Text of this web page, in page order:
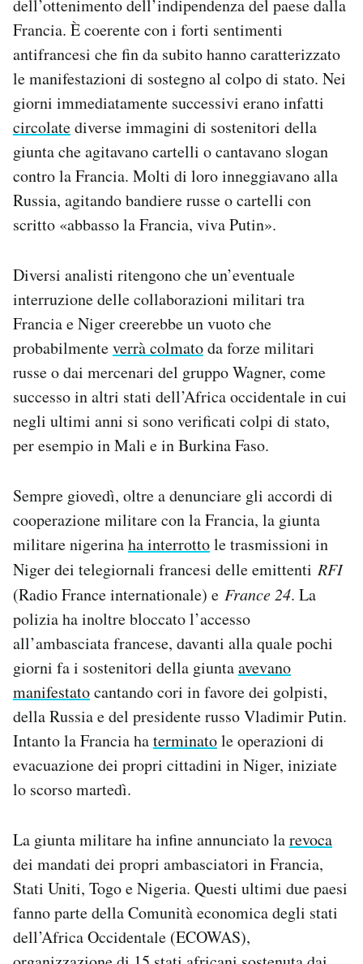
dell’ottenimento dell’indipendenza del paese dalla
Francia. È coerente con i forti sentimenti
antifrancesi che fin da subito hanno caratterizzato
le manifestazioni di sostegno al colpo di stato. Nei
giorni immediatamente successivi erano infatti
circolatediverse immagini di sostenitori della
giunta che agitavano cartelli o cantavano slogan
contro la Francia. Molti di loro inneggiavano alla
Russia, agitando bandiere russe o cartelli con
scritto «abbasso la Francia, viva Putin».
Diversi analisti ritengono che un’eventuale
interruzione delle collaborazioni militari tra
Francia e Niger creerebbe un vuoto che
probabilmenteverrà colmatoda forze militari
russe o dai mercenari del gruppo Wagner, come
successo in altri stati dell’Africa occidentale in cui
negli ultimi anni si sono verificati colpi di stato,
per esempio in Mali e in Burkina Faso.
Sempre giovedì, oltre a denunciare gli accordi di
cooperazione militare con la Francia, la giunta
militare nigerinaha interrottole trasmissioni in
Niger dei telegiornali francesi delle emittenti RFI
(Radio France internationale) e France 24. La
polizia ha inoltre bloccato l’accesso
all’ambasciata francese, davanti alla quale pochi
giorni fa i sostenitori della giuntaavevano
manifestatocantando cori in favore dei golpisti,
della Russia e del presidente russo Vladimir Putin.
Intanto la Francia haterminatole operazioni di
evacuazione dei propri cittadini in Niger, iniziate
lo scorso martedì.
La giunta militare ha infine annunciato larevoca
dei mandati dei propri ambasciatori in Francia,
Stati Uniti, Togo e Nigeria. Questi ultimi due paesi
fanno parte della Comunità economica degli stati
dell’Africa Occidentale (ECOWAS),